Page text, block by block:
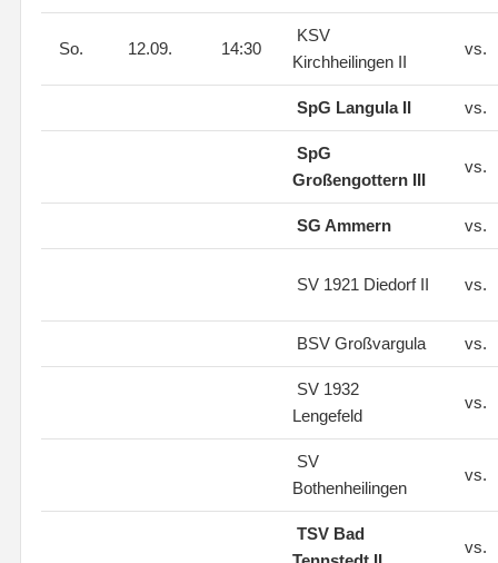
So. 12.09. 14:30
KSV
Kirchheilingen II
vs.
SpG Langula II vs.
SpG
Großengottern III
vs.
SG Ammern vs.
SV 1921 Diedorf II vs.
BSV Großvargula vs.
SV 1932
Lengefeld
vs.
SV
Bothenheilingen
vs.
TSV Bad
vs.